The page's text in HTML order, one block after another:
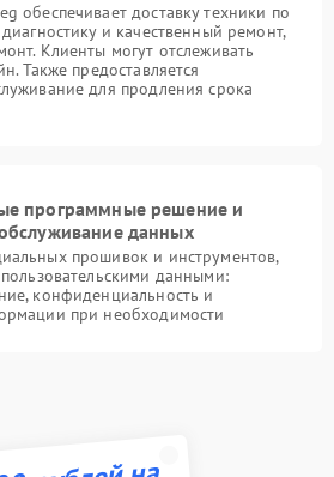
обеспечивает доставку техники по
и качественный ремонт,
Клиенты могут отслеживать
Также предоставляется
для продления срока
программные решение и
данных
прошивок и инструментов,
данными:
конфиденциальность и
при необходимости